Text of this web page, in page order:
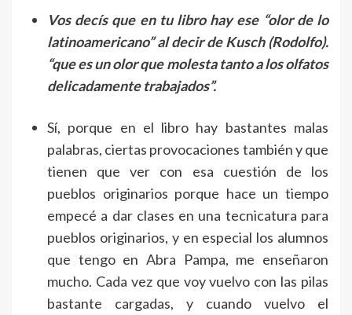
Vos decís que en tu libro hay ese “olor de lo
latinoamericano” al decir de Kusch (Rodolfo).
“que es un olor que molesta tanto a los olfatos
delicadamente trabajados”.
Sí, porque en el libro hay bastantes malas
palabras, ciertas provocaciones también y que
tienen que ver con esa cuestión de los
pueblos originarios porque hace un tiempo
empecé a dar clases en una tecnicatura para
pueblos originarios, y en especial los alumnos
que tengo en Abra Pampa, me enseñaron
mucho. Cada vez que voy vuelvo con las pilas
bastante cargadas, y cuando vuelvo el